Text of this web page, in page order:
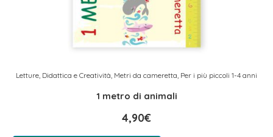
Letture, Didattica e Creatività, Metri da cameretta, Per i più piccoli 1-4 anni
1 metro di animali
4,90€